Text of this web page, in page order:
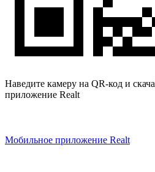
Наведите камеру на QR-код и
приложение Realt
Мобильное приложение Realt